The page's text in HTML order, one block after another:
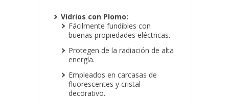
Vidrios con Plomo:
Fácilmente fundibles con
buenas propiedades eléctricas.
Protegen de la radiación de alta
energía.
Empleados en carcasas de
fluorescentes y cristal
decorativo.